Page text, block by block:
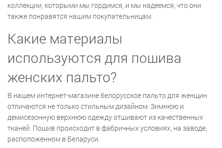
коллекции, которыми мы гордимся, и мы надеемся, что они
также понравятся нашим покупательницам.
Какие материалы
используются для пошива
женских пальто?
В нашем интернет-магазине белорусское пальто для женщин
отличаются не только стильным дизайном. Зимнюю и
демисезонную верхнюю одежду отшивают из качественных
тканей. Пошив происходит в фабричных условиях, на заводе,
расположенном в Беларуси.